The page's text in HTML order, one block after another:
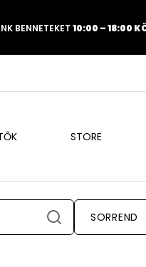
BENNETEKET 10:00 – 18:00
STORE